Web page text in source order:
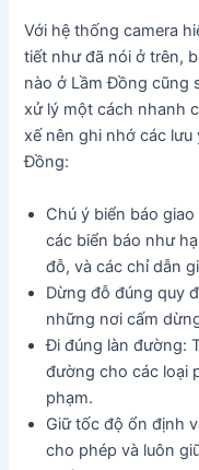
Với hệ thống camera
tiết như đã nói ở trên,
nào ở Lầm Đồng cũng
xử lý một cách nhanh
xế nên ghi nhớ các lưu
Đồng:
Chú ý biển báo
các biển báo như
đỗ, và các chỉ dẫn
Dừng đỗ đúng quy
những nơi cấm
Đi đúng làn đường:
đường cho các loại
phạm.
Giữ tốc độ ổn định
cho phép và luôn